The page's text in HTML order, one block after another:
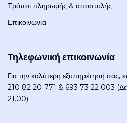
Τρόποι πληρωμής & αποστολής
Επικοινωνία
Τηλεφωνική επικοινωνία
Για την καλύτερη εξυπηρέτησή σας,
210 82 20 771 & 693 73 22 003
21.00)